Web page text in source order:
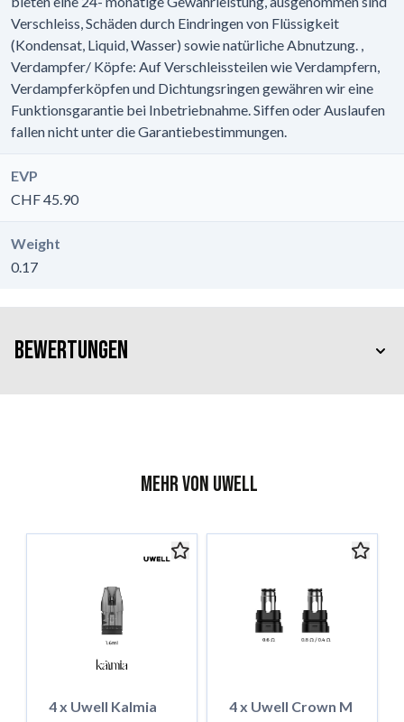
Verschleiss, Schäden durch Eindringen von Flüssigkeit
(Kondensat, Liquid, Wasser) sowie natürliche Abnutzung. ,
Verdampfer/ Köpfe: Auf Verschleissteilen wie Verdampfern,
Verdampferköpfen und Dichtungsringen gewähren wir eine
Funktionsgarantie bei Inbetriebnahme. Siffen oder Auslaufen
fallen nicht unter die Garantiebestimmungen.
EVP
CHF 45.90
Weight
0.17
Bewertungen
Mehr von Uwell
4 x Uwell Kalmia
4 x Uwell Crown M